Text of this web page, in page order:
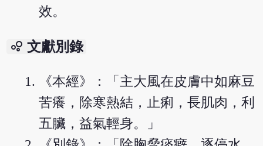
效。
bubble_chart 文獻別錄
《本經》：「主大風在皮膚中如麻豆
苦癢，除寒熱結，止痢，長肌肉，利
五臟，益氣輕身。」